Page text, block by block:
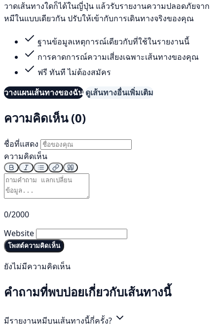
วาดเส้นทางใดก็ได้ในญี่ปุ่น แล้วรับรายงานความปลอดภัยจาก
หมีในแบบเดียวกัน ปรับให้เข้ากับการเดินทางจริงของคุณ
ฐานข้อมูลเหตุการณ์เดียวกับที่ใช้ในรายงานนี้
การคาดการณ์ความเสี่ยงเฉพาะเส้นทางของคุณ
ฟรี ทันที ไม่ต้องสมัคร
วางแผนเส้นทางของฉัน ดูเส้นทางอื่นเพิ่มเติม
ความคิดเห็น (0)
ชื่อที่แสดง
ความคิดเห็น
0/2000
Website
โพสต์ความคิดเห็น
ยังไม่มีความคิดเห็น
คำถามที่พบบ่อยเกี่ยวกับเส้นทางนี้
มีรายงานหมีบนเส้นทางนี้กี่ครั้ง?